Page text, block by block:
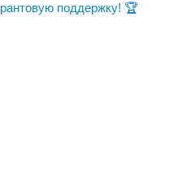
поддержку! 🏆